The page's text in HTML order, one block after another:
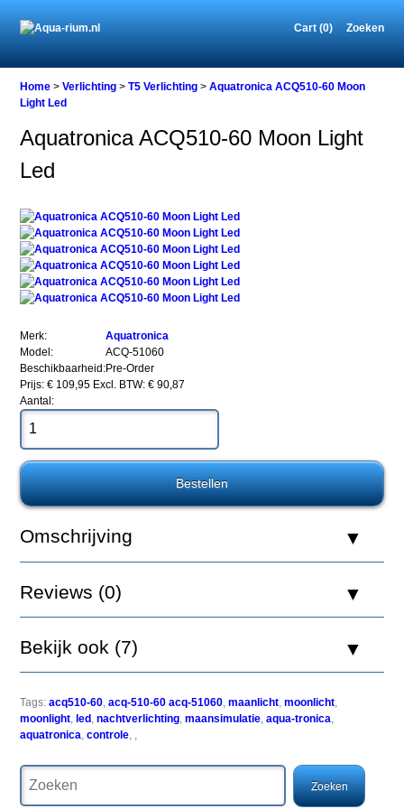
Cart (0) Zoeken
Home
Verlichting
T5
Verlichting
ACQ510-
60
Moon
Light
Led
Aquatronica
ACQ510-
60
Moon
Light
familie
biedt
scala
gewijd
aan
verlichting.
van
de
Home >Verlichting >T5 Verlichting >Aquatronica ACQ510-60 Moon
Light Led
Aquatronica ACQ510-60 Moon Light
Led
Merk:
Aquatronica
Model:
ACQ-51060
Beschikbaarheid:Pre-Order
Prijs: € 109,95 Excl. BTW: € 90,87
Aantal:
Omschrijving
Reviews (0)
Bekijk ook (7)
Tags: acq510-60,acq-510-60 acq-51060,maanlicht,moonlicht,
moonlight, led ,nachtverlichting,maansimulatie,aqua-tronica,
aquatronica,controle, ,